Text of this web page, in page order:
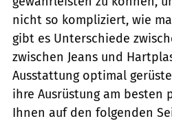
nicht so kompliziert, wie
gibt es Unterschiede
zwischen Jeans und
Ausstattung optimal
ihre Ausrüstung am besten
Ihnen auf den folgenden